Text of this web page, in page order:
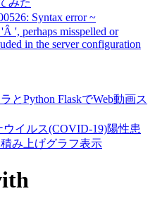
Syntax error ~
', perhaps misspelled or
in the server configuration
とPython FlaskでWeb動画ス
イルス(COVID-19)陽性患
み上げグラフ表示